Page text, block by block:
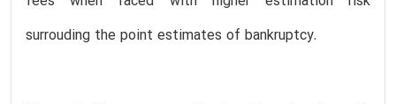
surrouding the point estimates of bankruptcy.